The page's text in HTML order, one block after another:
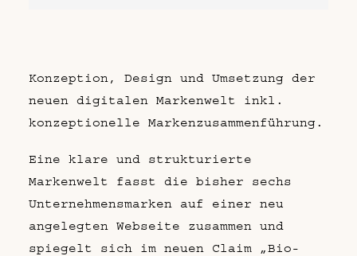
Konzeption, Design und Umsetzung der
neuen digitalen Markenwelt inkl.
konzeptionelle Markenzusammenführung.
Eine klare und strukturierte
Markenwelt fasst die bisher sechs
Unternehmensmarken auf einer neu
angelegten Webseite zusammen und
spiegelt sich im neuen Claim „Bio-